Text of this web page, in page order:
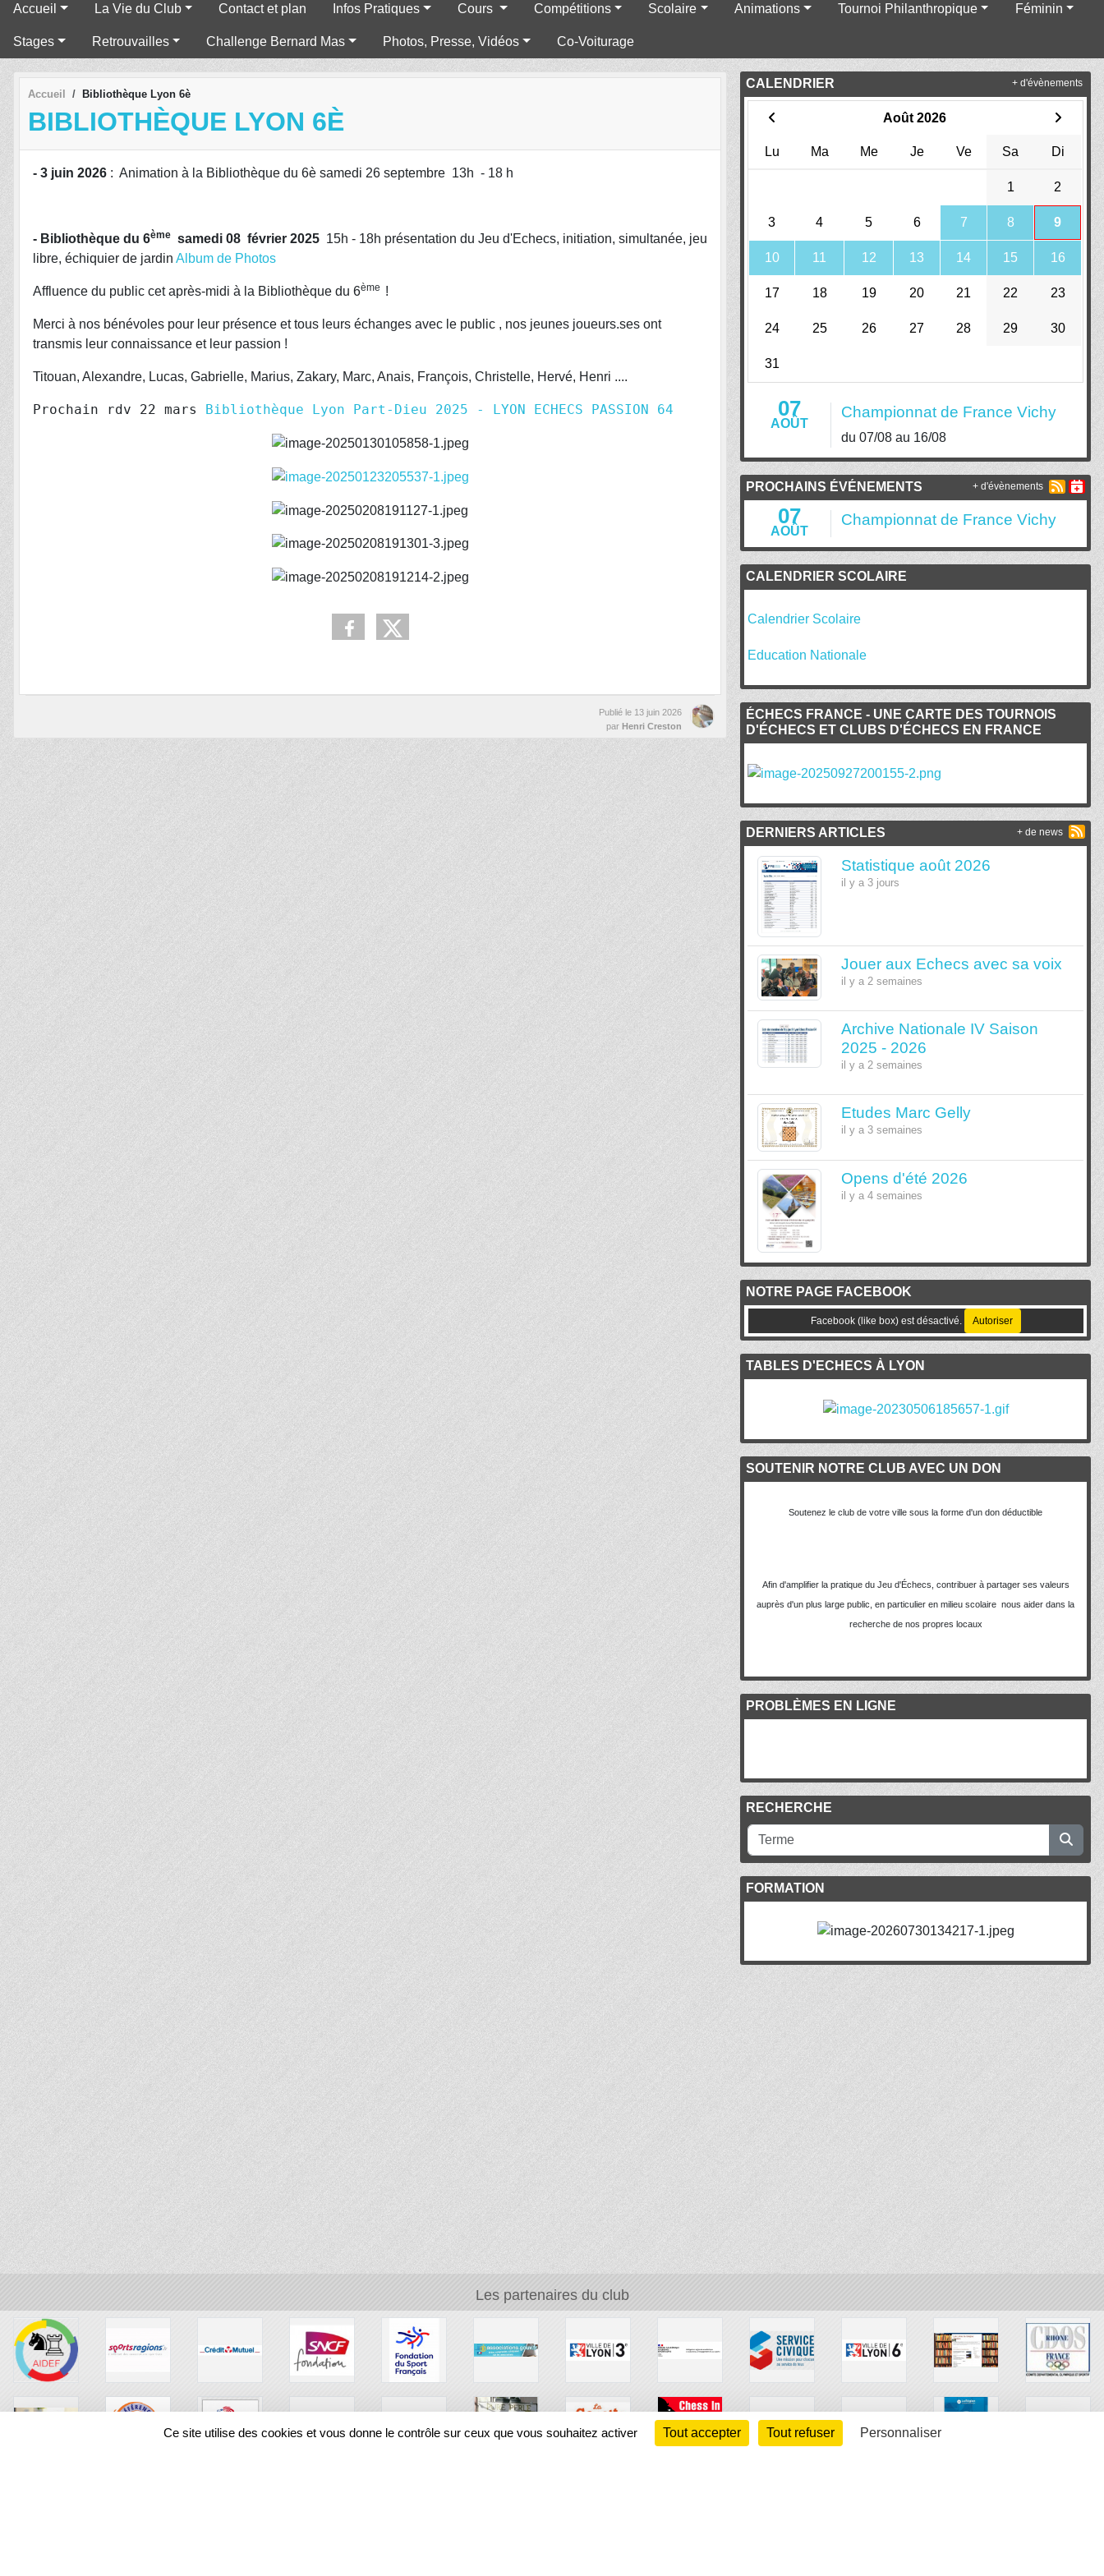
Accueil La Vie du Club Contact et plan Infos Pratiques Cours Compétitions Scolaire Animations Tournoi Philanthropique Féminin
Stages Retrouvailles Challenge Bernard Mas Photos, Presse, Vidéos Co-Voiturage
Accueil Bibliothèque Lyon 6è
BIBLIOTHÈQUE LYON 6È
- 3 juin 2026 : Animation à la Bibliothèque du 6è samedi 26 septembre 13h - 18 h
- Bibliothèque du 6ème samedi 08 février 2025 15h - 18h présentation du Jeu d'Echecs, initiation, simultanée, jeu
libre, échiquier de jardin Album de Photos
Affluence du public cet après-midi à la Bibliothèque du 6ème !
Merci à nos bénévoles pour leur présence et tous leurs échanges avec le public , nos jeunes joueurs.ses ont
transmis leur connaissance et leur passion !
Titouan, Alexandre, Lucas, Gabrielle, Marius, Zakary, Marc, Anais, François, Christelle, Hervé, Henri ....
Prochain rdv 22 mars Bibliothèque Lyon Part-Dieu 2025 - LYON ECHECS PASSION 64
Publié le 13 juin 2026
par Henri Creston
CALENDRIER
Août 2026
Lu Ma Me Je Ve Sa Di
1 2
3 4 5 6 7 8 9
10 11 12 13 14 15 16
17 18 19 20 21 22 23
24 25 26 27 28 29 30
31
07
AOÛT
Championnat de France Vichy
du 07/08 au 16/08
+ d'évènements
PROCHAINS ÉVÉNEMENTS
07
AOÛT
Championnat de France Vichy
+ d'évènements
CALENDRIER SCOLAIRE
Calendrier Scolaire
Education Nationale
ÉCHECS FRANCE - UNE CARTE DES TOURNOIS
D'ÉCHECS ET CLUBS D'ÉCHECS EN FRANCE
DERNIERS ARTICLES
Statistique août 2026
il y a 3 jours
Jouer aux Echecs avec sa voix
il y a 2 semaines
Archive Nationale IV Saison
2025 - 2026
il y a 2 semaines
Etudes Marc Gelly
il y a 3 semaines
Opens d'été 2026
il y a 4 semaines
+ de news
NOTRE PAGE FACEBOOK
Facebook (like box) est désactivé. Autoriser
TABLES D'ECHECS À LYON
SOUTENIR NOTRE CLUB AVEC UN DON
Soutenez le club de votre ville sous la forme d'un don déductible
Afin d'amplifier la pratique du Jeu d'Échecs, contribuer à partager ses valeurs
auprès d'un plus large public, en particulier en milieu scolaire nous aider dans la
recherche de nos propres locaux
PROBLÈMES EN LIGNE
RECHERCHE
FORMATION
Les partenaires du club
Ce site utilise des cookies et vous donne le contrôle sur ceux que vous souhaitez activer Tout accepter Tout refuser Personnaliser